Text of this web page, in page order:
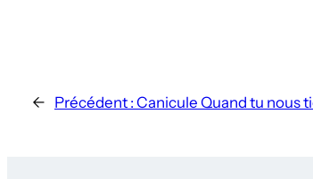
← Précédent : Canicule Quand tu nous